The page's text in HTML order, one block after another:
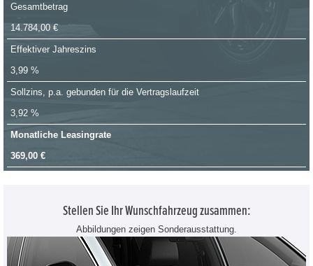
Gesamtbetrag
14.784,00 €
Effektiver Jahreszins
3,99 %
Sollzins, p.a. gebunden für die Vertragslaufzeit
3,92 %
Monatliche Leasingrate
369,00 €
Stellen Sie Ihr Wunschfahrzeug zusammen:
Abbildungen zeigen Sonderausstattung.